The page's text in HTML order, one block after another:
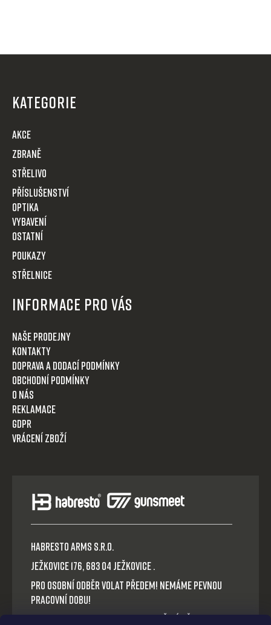
KATEGORIE
AKCE
Zbraně
Střelivo
Příslušenství
Optika
VYBAVENÍ
OSTATNÍ
POUKAZY
STŘELNICE
Informace pro Vás
Naše prodejny
Kontakty
Doprava a dodací podmínky
Obchodní podmínky
O nás
Reklamace
GDPR
Vrácení zboží
HABRESTO ARMS s.r.o.
Ježkovice 176, 683 04 Ježkovice .
Pro osobní odběr volat předem! Nemáme pevnou
pracovní dobu!
Platba v hotovosti nebo QR okamžitý převod.